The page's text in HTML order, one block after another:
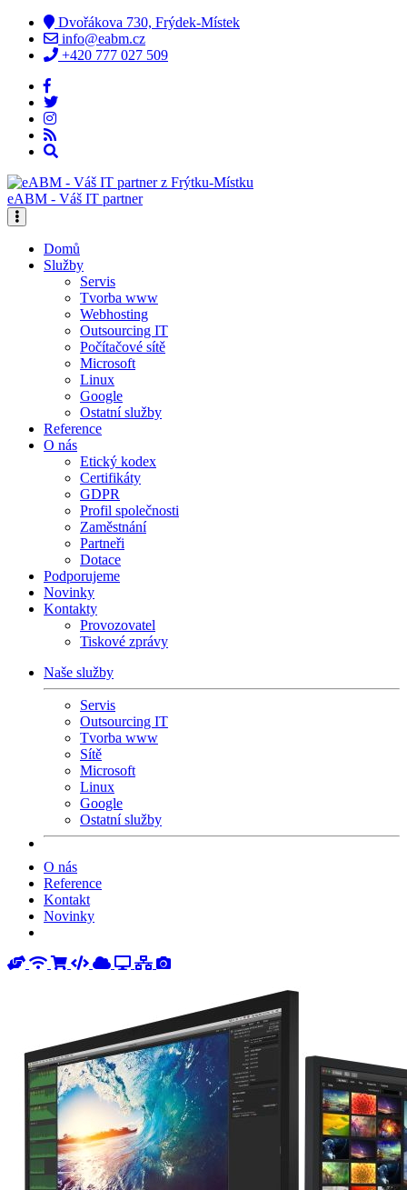
Dvořákova 730, Frýdek-Místek
info@eabm.cz
+420 777 027 509
eABM - Váš IT partner
Domů
Služby
Servis
Tvorba www
Webhosting
Outsourcing IT
Počítačové sítě
Microsoft
Linux
Google
Ostatní služby
Reference
O nás
Etický kodex
Certifikáty
GDPR
Profil společnosti
Zaměstnání
Partneři
Dotace
Podporujeme
Novinky
Kontakty
Provozovatel
Tiskové zprávy
Naše služby
Servis
Outsourcing IT
Tvorba www
Sítě
Microsoft
Linux
Google
Ostatní služby
O nás
Reference
Kontakt
Novinky